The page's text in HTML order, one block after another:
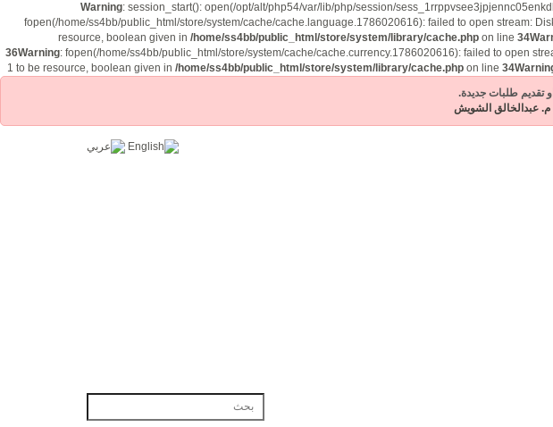
Warning: session_start(): open(/opt/alt/php54/var/lib/php/session/
fopen(/home/ss4bb/public_html/store/system/cache/cache.language.1786020616): failed to open stream:
resource, boolean given in /home/ss4bb/public_html/store/system/library/cache.php on line 34
36Warning: fopen(/home/ss4bb/public_html/store/system/cache/cache.currency.1786020616): failed to open
1 to be resource, boolean given in /home/ss4bb/public_html/store/system/library/cache.php on line 34
تقديم طلبات جديدة.
م. عبدالخالق الشويش